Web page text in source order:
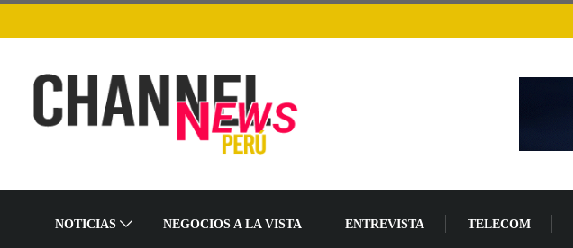
NOTICIAS NEGOCIOS A LA VISTA ENTREVISTA TELECOM